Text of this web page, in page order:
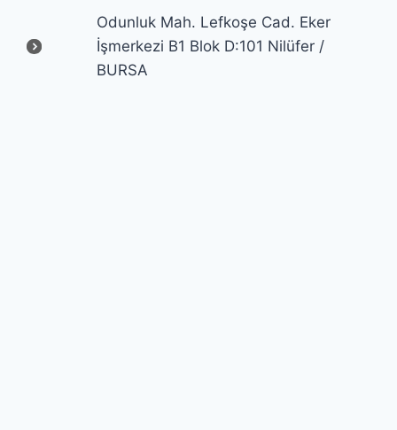
Odunluk Mah. Lefkoşe Cad. Eker
İşmerkezi B1 Blok D:101 Nilüfer /
BURSA